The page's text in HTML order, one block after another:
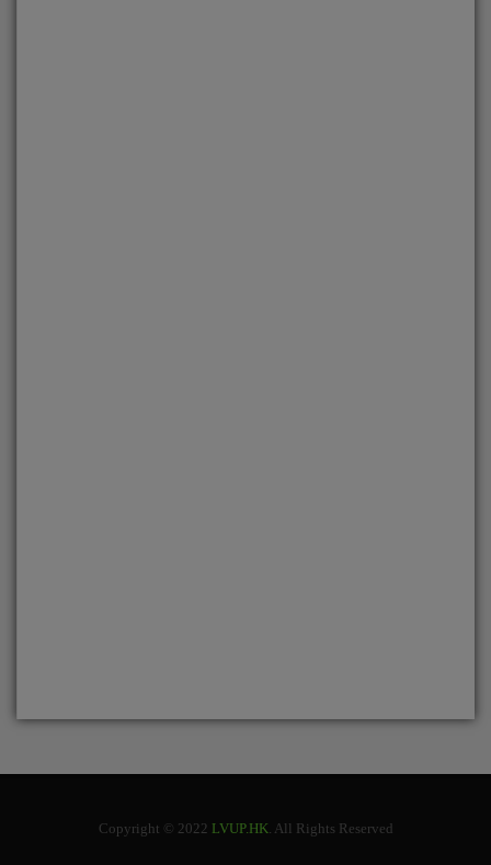
Copyright © 2022 LVUP.HK . All Rights Reserved